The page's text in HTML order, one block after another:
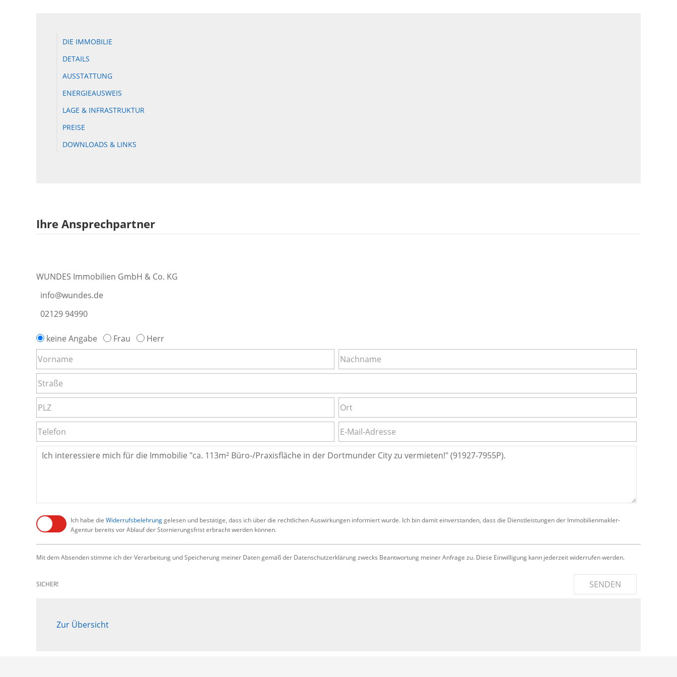
DIE IMMOBILIE
DETAILS
AUSSTATTUNG
ENERGIEAUSWEIS
LAGE & INFRASTRUKTUR
PREISE
DOWNLOADS & LINKS
Ihre Ansprechpartner
WUNDES Immobilien GmbH & Co. KG
info@wundes.de
02129 94990
keine Angabe Frau Herr
Ich habe die Widerrufsbelehrunggelesen und bestätige, dass ich über die rechtlichen Auswirkungen informiert wurde. Ich bin damit einverstanden, dass die Dienstleistungen der Immobilienmakler-
Agentur bereits vor Ablauf der Stornierungsfrist erbracht werden können.
Mit dem Absenden stimme ich der Verarbeitung und Speicherung meiner Daten gemäß der Datenschutzerklärung zwecks Beantwortung meiner Anfrage zu. Diese Einwilligung kann jederzeit widerrufen werden.
SICHER! SENDEN
Zur Übersicht